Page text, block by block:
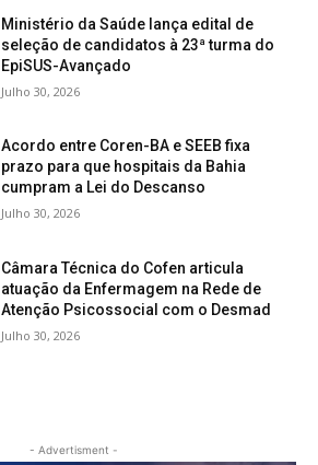
Ministério da Saúde lança edital de
seleção de candidatos à 23ª turma do
EpiSUS-Avançado
Julho 30, 2026
Acordo entre Coren-BA e SEEB fixa
prazo para que hospitais da Bahia
cumpram a Lei do Descanso
Julho 30, 2026
Câmara Técnica do Cofen articula
atuação da Enfermagem na Rede de
Atenção Psicossocial com o Desmad
Julho 30, 2026
- Advertisment -